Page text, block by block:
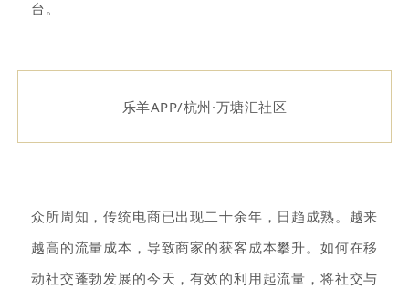
台。
乐羊APP/杭州·万塘汇社区
众所周知，传统电商已出现二十余年，日趋成熟。越来
越高的流量成本，导致商家的获客成本攀升。如何在移
动社交蓬勃发展的今天，有效的利用起流量，将社交与